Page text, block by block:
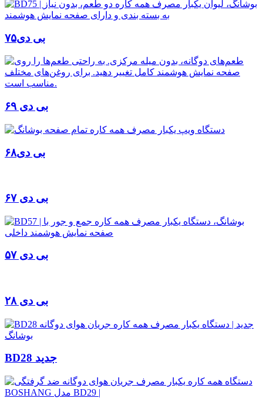
بی دی۷۵
بی دی ۶۹
بی دی۶۸
بی دی ۶۷
بی دی ۵۷
بی دی ۲۸
BD28 جدید